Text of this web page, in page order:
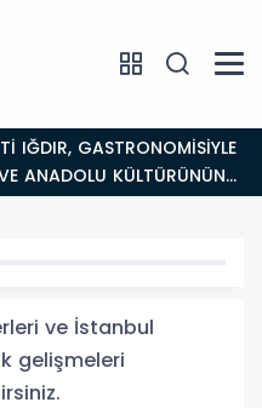
Saklı Cennetleri
Bekliyor
ve İstanbul
gelişmeleri